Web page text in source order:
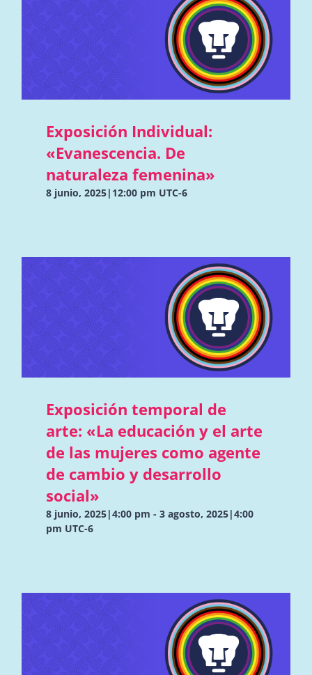
Exposición Individual:
«Evanescencia. De
naturaleza femenina»
8 junio, 2025|12:00 pm UTC-6
Exposición temporal de
arte: «La educación y el arte
de las mujeres como agente
de cambio y desarrollo
social»
8 junio, 2025|4:00 pm - 3 agosto, 2025|4:00
pm UTC-6